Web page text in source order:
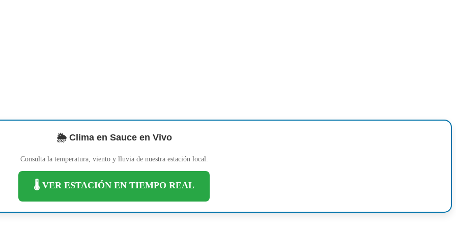
🌦️ Clima en Sauce en Vivo
Consulta la temperatura, viento y lluvia de nuestra estación local.
🌡️ VER ESTACIÓN EN TIEMPO REAL